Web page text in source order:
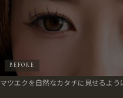
マツエクを自然なカタチに見せるよ